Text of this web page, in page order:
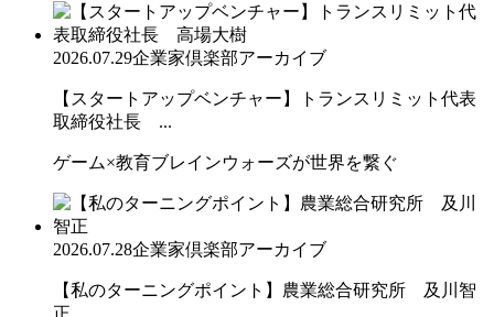
2026.07.29企業家倶楽部アーカイブ
【スタートアップベンチャー】トランスリミット代表
取締役社長 ...
ゲーム×教育ブレインウォーズが世界を繋ぐ
2026.07.28企業家倶楽部アーカイブ
【私のターニングポイント】農業総合研究所 及川智
正